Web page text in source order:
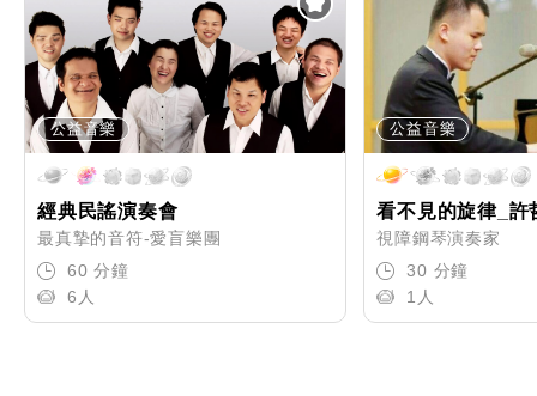
公益音樂
經典民謠演奏會
最真摯的音符-愛盲樂團
60 分鐘
6人
公益音樂
看不見的旋律_許
視障鋼琴演奏家
30 分鐘
1人